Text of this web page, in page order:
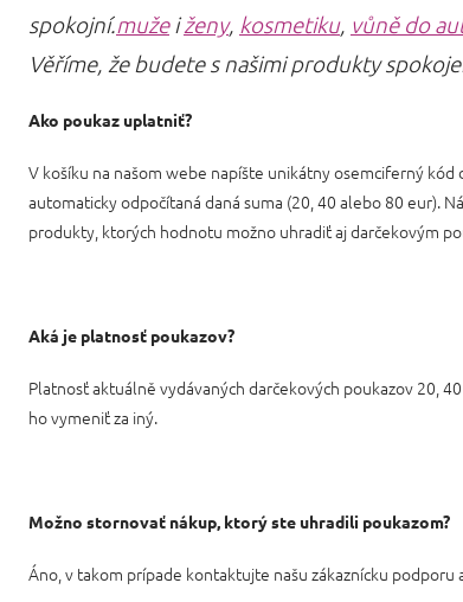
spokojní.mužeiženy, kosmetiku, vůně do
Věříme, že budete s našimi produkty
Ako poukaz uplatniť?
V košíku na našom webe napíšte unikátny osemciferný
automaticky odpočítaná daná suma (20, 40 alebo 80 eur).
produkty, ktorých hodnotu možno uhradiť aj darčekovým
Aká je platnosť poukazov?
Platnosť aktuálně vydávaných darčekových poukazov 20,
ho vymeniť za iný.
Možno stornovať nákup, ktorý ste uhradili poukazom?
Áno, v takom prípade kontaktujte našu zákaznícku